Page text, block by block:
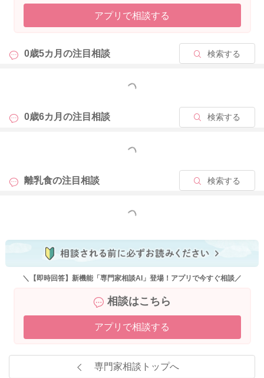
アプリで相談する
0歳5カ月の注目相談 検索する
もっと見る
0歳6カ月の注目相談 検索する
もっと見る
離乳食の注目相談 検索する
もっと見る
＼【即時回答】新機能「専門家相談AI」登場！アプリで今すぐ相談／
相談はこちら
アプリで相談する
専門家相談トップへ